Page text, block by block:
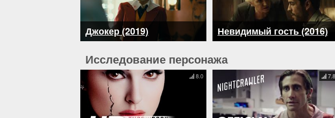
Джокер (2019) Невидимый гость (2016)
Исследование персонажа
8.0 7.8